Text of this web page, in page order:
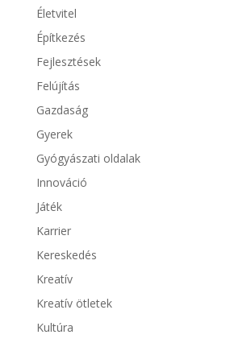
Életvitel
Építkezés
Fejlesztések
Felújítás
Gazdaság
Gyerek
Gyógyászati oldalak
Innováció
Játék
Karrier
Kereskedés
Kreatív
Kreatív ötletek
Kultúra